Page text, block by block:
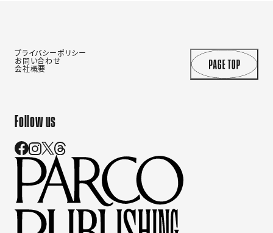
プライバシーポリシー
お問い合わせ
会社概要
Follow us